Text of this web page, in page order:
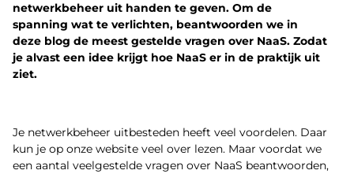
netwerkbeheer uit handen te geven. Om de
spanning wat te verlichten, beantwoorden we in
deze blog de meest gestelde vragen over NaaS. Zodat
je alvast een idee krijgt hoe NaaS er in de praktijk uit
ziet.
Je netwerkbeheer uitbesteden heeft veel voordelen. Daar
kun je op onze website veel over lezen. Maar voordat we
een aantal veelgestelde vragen over NaaS beantwoorden,